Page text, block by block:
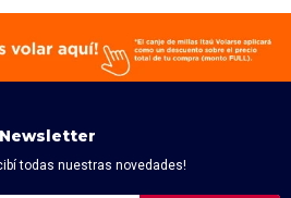
Newsletter
todas nuestras novedades!